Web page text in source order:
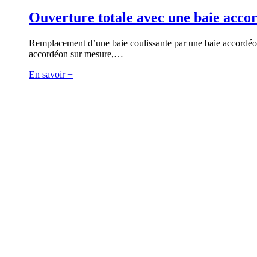
Ouverture totale avec une baie
Remplacement d’une baie coulissante par une baie
accordéon sur mesure,…
En savoir +